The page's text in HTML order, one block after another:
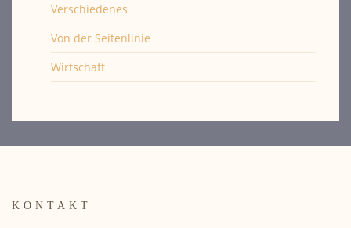
Verschiedenes
Von der Seitenlinie
Wirtschaft
KONTAKT